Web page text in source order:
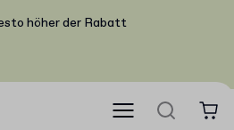
höher der Rabatt